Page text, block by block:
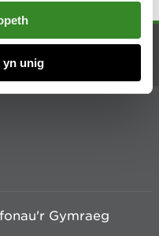
yn unig
Gymraeg